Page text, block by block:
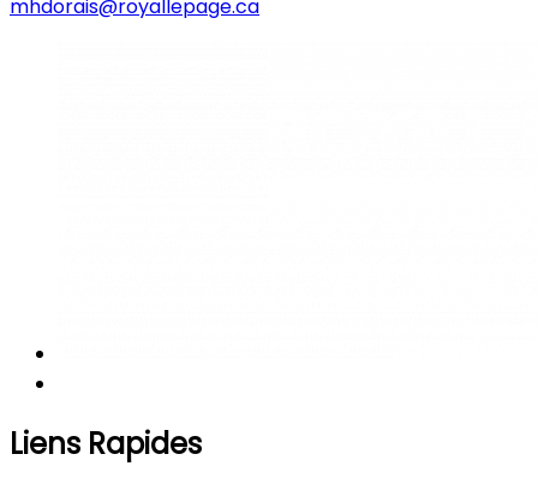
mhdorais@royallepage.ca
Liens Rapides